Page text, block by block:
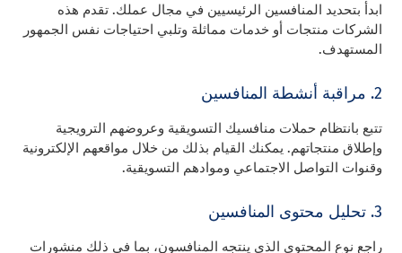
ابدأ بتحديد المنافسين الرئيسيين في مجال عملك. تقدم هذه
الشركات منتجات أو خدمات مماثلة وتلبي احتياجات نفس الجمهور
المستهدف.
2. مراقبة أنشطة المنافسين
تتبع بانتظام حملات منافسيك التسويقية وعروضهم الترويجية
وإطلاق منتجاتهم. يمكنك القيام بذلك من خلال مواقعهم الإلكترونية
وقنوات التواصل الاجتماعي وموادهم التسويقية.
3. تحليل محتوى المنافسين
راجع نوع المحتوى الذي ينتجه المنافسون، بما في ذلك منشورات